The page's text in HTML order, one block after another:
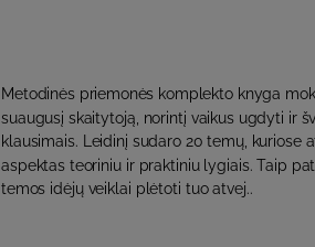
Metodinės priemonės komplekto knyga
suaugusį skaitytoją, norintį vaikus ugdyti ir
klausimais. Leidinį sudaro 20 temų, kuriose
aspektas teoriniu ir praktiniu lygiais. Taip
temos idėjų veiklai plėtoti tuo atvej..